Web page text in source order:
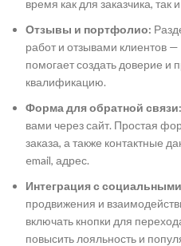
время как для заказчика,
Отзывы и портфолио:
работ и отзывами клиентов
помогает создать доверие и
квалификацию.
Форма для обратной связи:
вами через сайт. Простая
заказа, а также контактные
email, адрес.
Интеграция с
продвижения и
включать кнопки для
повысить лояльность и